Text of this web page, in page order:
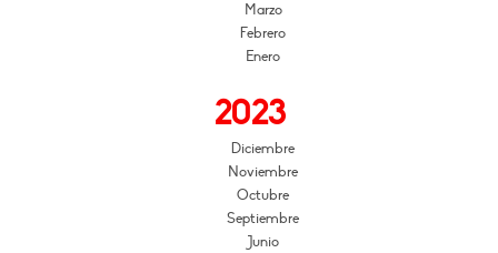
Marzo
Febrero
Enero
2023
Diciembre
Noviembre
Octubre
Septiembre
Junio